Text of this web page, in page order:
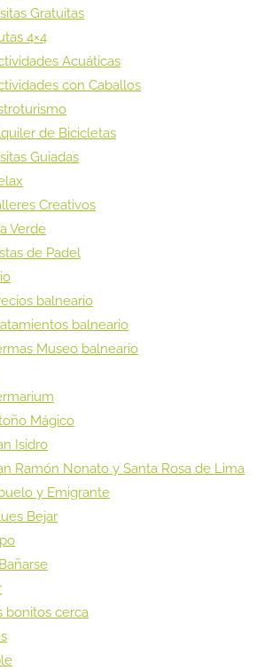
Gratuitas
4×4
Acuáticas
con Caballos
de Bicicletas
Guiadas
Creativos
Verde
de Padel
balneario
balneario
Museo balneario
Mágico
Isidro
Ramón Nonato y Santa Rosa de Lima
y Emigrante
Bejar
bonitos cerca